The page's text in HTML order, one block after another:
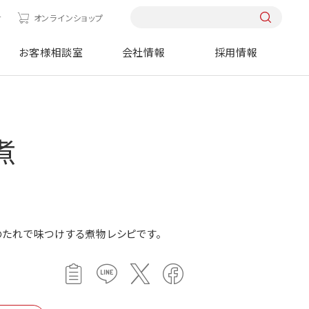
オンラインショップ
お客様相談室 会社情報 採用情報
れで味つけする煮物レシピです。